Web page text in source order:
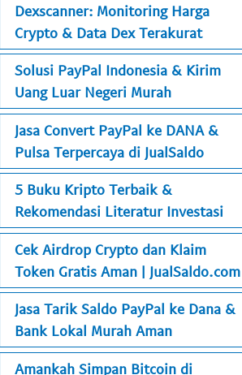
Dexscanner: Monitoring Harga
Crypto & Data Dex Terakurat
Solusi PayPal Indonesia & Kirim
Uang Luar Negeri Murah
Jasa Convert PayPal ke DANA &
Pulsa Terpercaya di JualSaldo
5 Buku Kripto Terbaik &
Rekomendasi Literatur Investasi
Cek Airdrop Crypto dan Klaim
Token Gratis Aman | JualSaldo.com
Jasa Tarik Saldo PayPal ke Dana &
Bank Lokal Murah Aman
Amankah Simpan Bitcoin di